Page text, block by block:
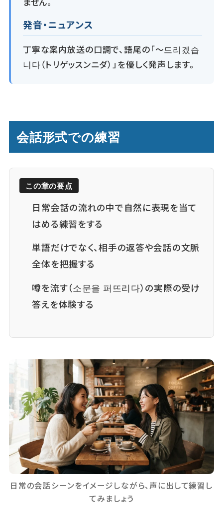
発音・ニュアンス
丁寧な案内放送の口調で、語尾の「〜드리겠습
니다（トリゲッスンニダ）」を優しく発声します。
会話形式での練習
この章の要点
日常会話の流れの中で自然に表現を当て
はめる練習をする
単語だけでなく、相手の返答や会話の文脈
全体を把握する
噂を流す（소문을 퍼뜨리다）の実際の受け
答えを体験する
日常の会話シーンをイメージしながら、声に出して練習し
てみましょう